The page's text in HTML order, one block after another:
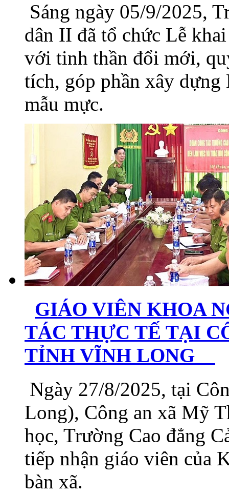
Sáng ngày 05/9/2025,
dân II đã tổ chức Lễ
với tinh thần đổi mới,
tích, góp phần xây
mẫu mực.
GIÁO VIÊN KHOA
TÁC THỰC TẾ TẠI
TỈNH VĨNH LONG
Ngày 27/8/2025, tại
Long), Công an xã Mỹ
học, Trường Cao đẳng
tiếp nhận giáo viên của
bàn xã.